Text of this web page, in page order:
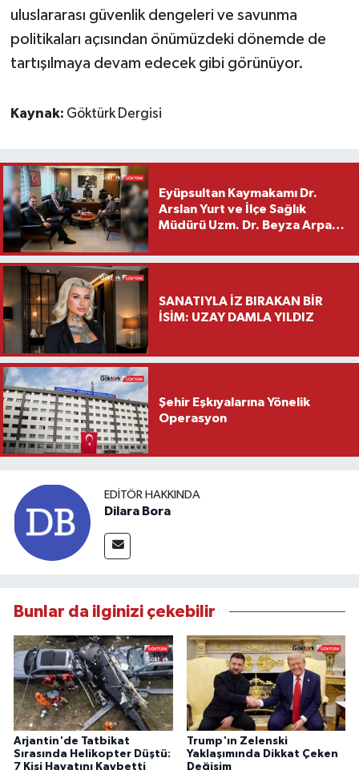
uluslararası güvenlik dengeleri ve savunma
politikaları açısından önümüzdeki dönemde de
tartışılmaya devam edecek gibi görünüyor.
Kaynak: Göktürk Dergisi
Eyüpsultan Kaymakamı Dr.
Arslan Yurt ve İlçe Sağlık
Müdürü Uzm. Dr. Beyza Arpacı
Ziyareti
SANATIYLA İZ BIRAKAN BİR
İSİM: UZAY DAMLA YILDIZ
Şehir Eşkıyalarına Yönelik
Operasyon
EDITÖR HAKKINDA
Dilara Bora
Bunlar da ilginizi çekebilir
Arjantin'de Tatbikat
Sırasında Helikopter Düştü:
7 Kişi Hayatını Kaybetti
Trump'ın Zelenski
Yaklaşımında Dikkat Çeken
Değişim